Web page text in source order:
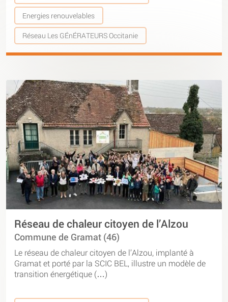
Energies renouvelables
Réseau Les GÉnÉRATEURS Occitanie
Réseau de chaleur citoyen de l’Alzou
Commune de Gramat (46)
Le réseau de chaleur citoyen de l’Alzou, implanté à
Gramat et porté par la SCIC BEL, illustre un modèle de
transition énergétique (…)